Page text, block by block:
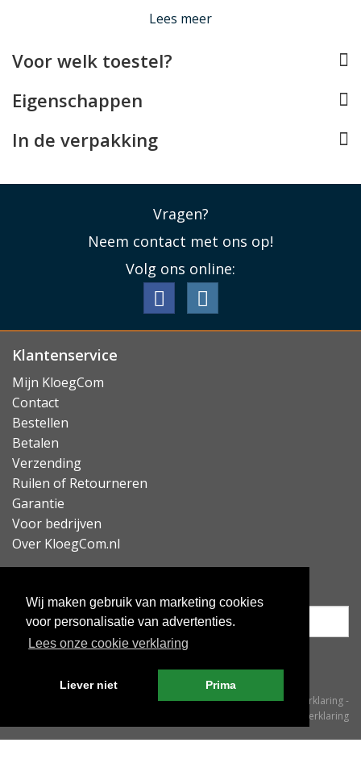
Wij maken gebruik van marketing cookies
voor personalisatie van advertenties.
Lees onze cookie verklaring
Liever niet Prima
Lees minder
Lees meer
Voor welk toestel?
Eigenschappen
In de verpakking
Vragen?
Neem contact met ons op!
Volg ons online:
Klantenservice
Mijn KloegCom
Contact
Bestellen
Betalen
Verzending
Ruilen of Retourneren
Garantie
Voor bedrijven
Over KloegCom.nl
Algemene voorwaarden-Cookieverklaring-
Privacyverklaring